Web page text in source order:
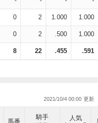
0 2 1.000 1.000
0 2 .500 1.000
8 22 .455 .591
2021/10/4 00:00
馬番
騎手
人気